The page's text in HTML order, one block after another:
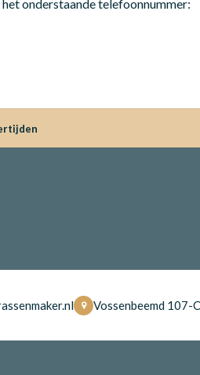
onderstaande telefoonnummer:
Vossenbeemd 107-